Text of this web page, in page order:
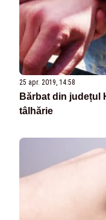
25 apr. 2019, 14:58
Bărbat din județul
tâlhărie